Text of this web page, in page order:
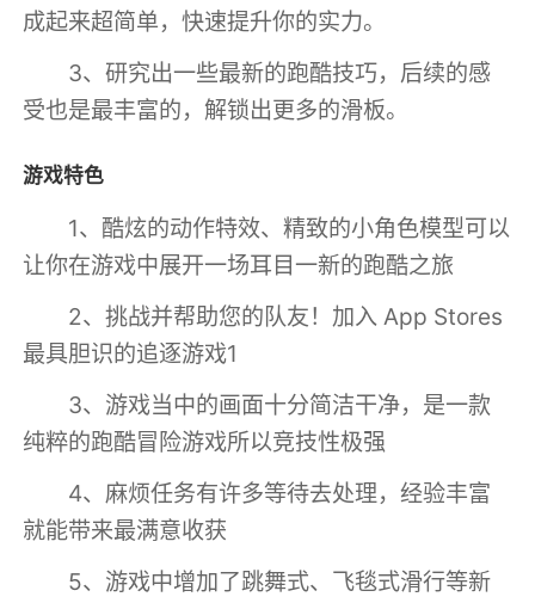
成起来超简单，快速提升你的实力。
3、研究出一些最新的跑酷技巧，后续的感
受也是最丰富的，解锁出更多的滑板。
游戏特色
1、酷炫的动作特效、精致的小角色模型可以
让你在游戏中展开一场耳目一新的跑酷之旅
2、挑战并帮助您的队友！加入 App Stores
最具胆识的追逐游戏1
3、游戏当中的画面十分简洁干净，是一款
纯粹的跑酷冒险游戏所以竞技性极强
4、麻烦任务有许多等待去处理，经验丰富
就能带来最满意收获
5、游戏中增加了跳舞式、飞毯式滑行等新